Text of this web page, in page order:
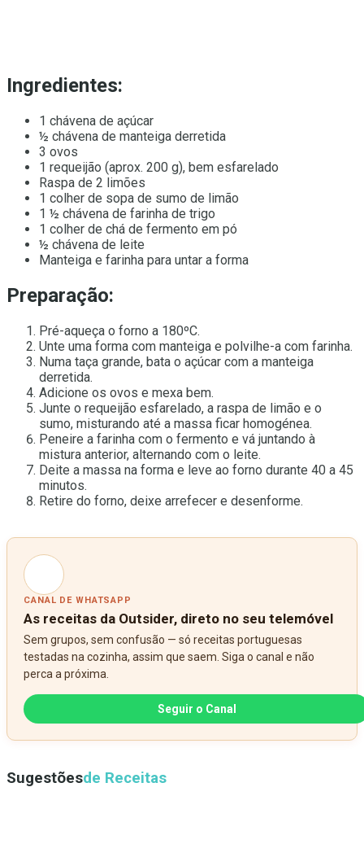
Ingredientes:
1 chávena de açúcar
½ chávena de manteiga derretida
3 ovos
1 requeijão (aprox. 200 g), bem esfarelado
Raspa de 2 limões
1 colher de sopa de sumo de limão
1 ½ chávena de farinha de trigo
1 colher de chá de fermento em pó
½ chávena de leite
Manteiga e farinha para untar a forma
Preparação:
Pré-aqueça o forno a 180ºC.
Unte uma forma com manteiga e polvilhe-a com farinha.
Numa taça grande, bata o açúcar com a manteiga
derretida.
Adicione os ovos e mexa bem.
Junte o requeijão esfarelado, a raspa de limão e o
sumo, misturando até a massa ficar homogénea.
Peneire a farinha com o fermento e vá juntando à
mistura anterior, alternando com o leite.
Deite a massa na forma e leve ao forno durante 40 a 45
minutos.
Retire do forno, deixe arrefecer e desenforme.
CANAL DE WHATSAPP
As receitas da Outsider, direto no seu telemóvel
Sem grupos, sem confusão — só receitas portuguesas
testadas na cozinha, assim que saem. Siga o canal e não
perca a próxima.
Seguir o Canal
Sugestõesde Receitas